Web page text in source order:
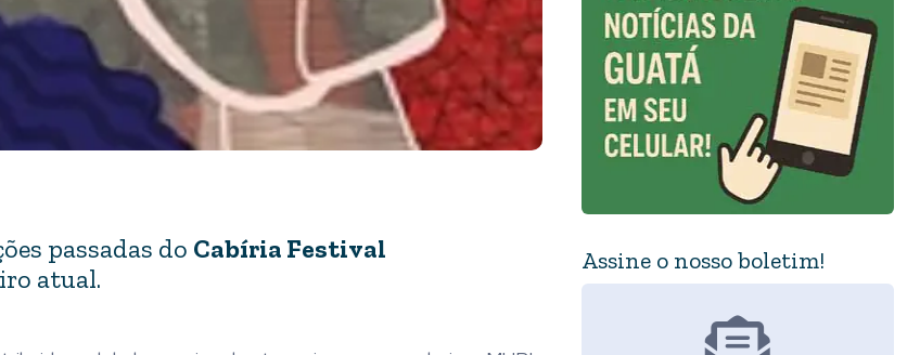
passadas do Cabíria Festival
atual.
Assine o nosso boletim!